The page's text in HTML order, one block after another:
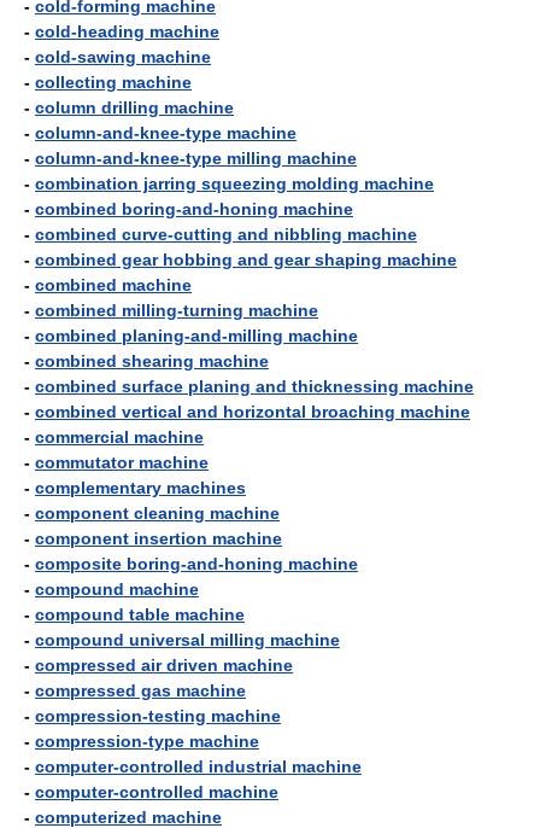
- cold-forming machine
- cold-heading machine
- cold-sawing machine
- collecting machine
- column drilling machine
- column-and-knee-type machine
- column-and-knee-type milling machine
- combination jarring squeezing molding machine
- combined boring-and-honing machine
- combined curve-cutting and nibbling machine
- combined gear hobbing and gear shaping machine
- combined machine
- combined milling-turning machine
- combined planing-and-milling machine
- combined shearing machine
- combined surface planing and thicknessing machine
- combined vertical and horizontal broaching machine
- commercial machine
- commutator machine
- complementary machines
- component cleaning machine
- component insertion machine
- composite boring-and-honing machine
- compound machine
- compound table machine
- compound universal milling machine
- compressed air driven machine
- compressed gas machine
- compression-testing machine
- compression-type machine
- computer-controlled industrial machine
- computer-controlled machine
- computerized machine